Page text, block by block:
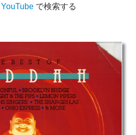
YouTubeで検索する